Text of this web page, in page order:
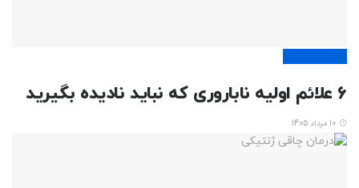
6 علائم اولیه ناباروری که نباید نادیده بگیرید